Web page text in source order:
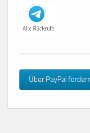
Über PayPal